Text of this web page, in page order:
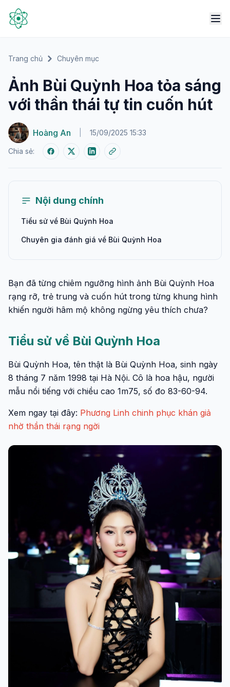
Trang chủ Chuyên mục
Ảnh Bùi Quỳnh Hoa tỏa sáng
với thần thái tự tin cuốn hút
Hoàng An 15/09/2025 15:33
Chia sẻ:
Nội dung chính
Tiểu sử về Bùi Quỳnh Hoa
Chuyên gia đánh giá về Bùi Quỳnh Hoa
Bạn đã từng chiêm ngưỡng hình ảnh Bùi Quỳnh Hoa
rạng rỡ, trẻ trung và cuốn hút trong từng khung hình
khiến người hâm mộ không ngừng yêu thích chưa?
Tiểu sử về Bùi Quỳnh Hoa
Bùi Quỳnh Hoa, tên thật là Bùi Quỳnh Hoa, sinh ngày
8 tháng 7 năm 1998 tại Hà Nội. Cô là hoa hậu, người
mẫu nổi tiếng với chiều cao 1m75, số đo 83-60-94.
Xem ngay tại đây: Phương Linh chinh phục khán giả
nhờ thần thái rạng ngời